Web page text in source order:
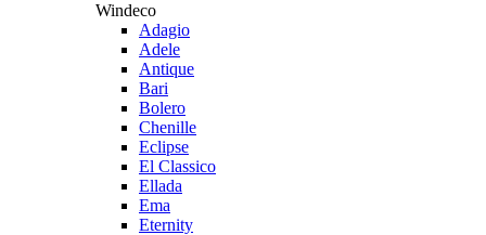
Windeco
Adagio
Adele
Antique
Bari
Bolero
Chenille
Eclipse
El Classico
Ellada
Ema
Eternity